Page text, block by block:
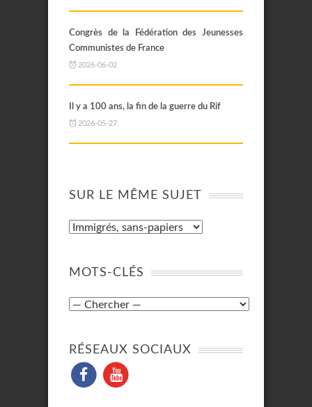
Congrès de la Fédération des Jeunesses
Communistes de France
2026-06-02
Il y a 100 ans, la fin de la guerre du Rif
2026-05-27
SUR LE MÊME SUJET
MOTS-CLÉS
RÉSEAUX SOCIAUX